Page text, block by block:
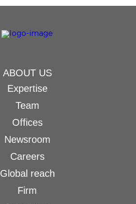
ABOUT US
Expertise
Team
Offices
Newsroom
Careers
Global reach
Firm